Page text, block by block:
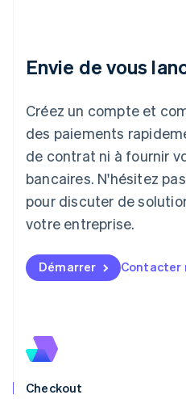
Envie de vous
Créez un compte et
des paiements
de contrat ni à fournir
bancaires. N'hésitez
pour discuter de
votre entreprise.
Démarrer Contacter
Checkout
English
Italie
Japon
日本語
Lettonie
English
Liechtenstein
DeutschEnglish
English
FrançaisDeutschEnglish
Malaisie
Mexique
Español
English